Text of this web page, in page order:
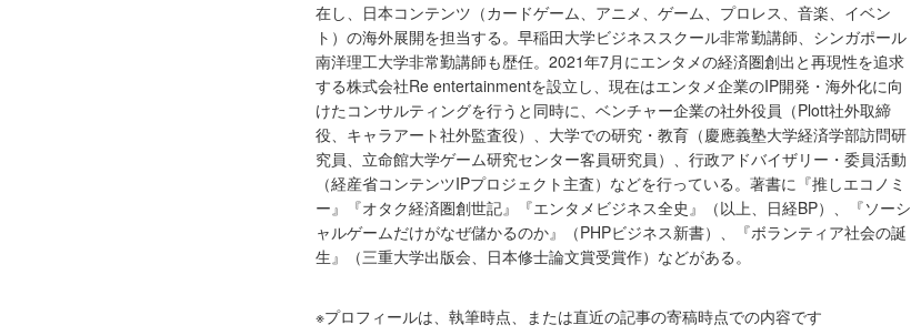
在し、日本コンテンツ（カードゲーム、アニメ、ゲーム、プロレス、音楽、イベン
ト）の海外展開を担当する。早稲田大学ビジネススクール非常勤講師、シンガポール
南洋理工大学非常勤講師も歴任。2021年7月にエンタメの経済圏創出と再現性を追求
する株式会社Re entertainmentを設立し、現在はエンタメ企業のIP開発・海外化に向
けたコンサルティングを行うと同時に、ベンチャー企業の社外役員（Plott社外取締
役、キャラアート社外監査役）、大学での研究・教育（慶應義塾大学経済学部訪問研
究員、立命館大学ゲーム研究センター客員研究員）、行政アドバイザリー・委員活動
（経産省コンテンツIPプロジェクト主査）などを行っている。著書に『推しエコノミ
ー』『オタク経済圏創世記』『エンタメビジネス全史』（以上、日経BP）、『ソーシ
ャルゲームだけがなぜ儲かるのか』（PHPビジネス新書）、『ボランティア社会の誕
生』（三重大学出版会、日本修士論文賞受賞作）などがある。
※プロフィールは、執筆時点、または直近の記事の寄稿時点での内容です